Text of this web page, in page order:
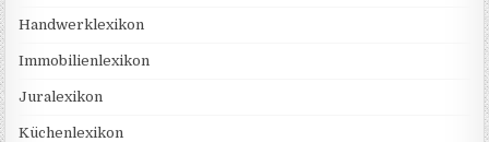
Handwerklexikon
Immobilienlexikon
Juralexikon
Küchenlexikon